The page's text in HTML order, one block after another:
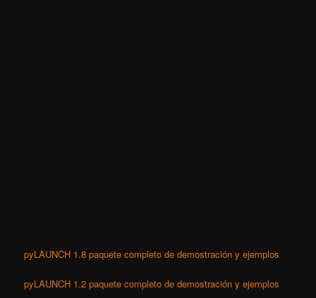
pyLAUNCH 1.8 paquete completo de demostración y ejemplos
pyLAUNCH 1.2 paquete completo de demostración y ejemplos